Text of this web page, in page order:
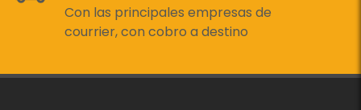
Con las principales empresas de
courrier, con cobro a destino